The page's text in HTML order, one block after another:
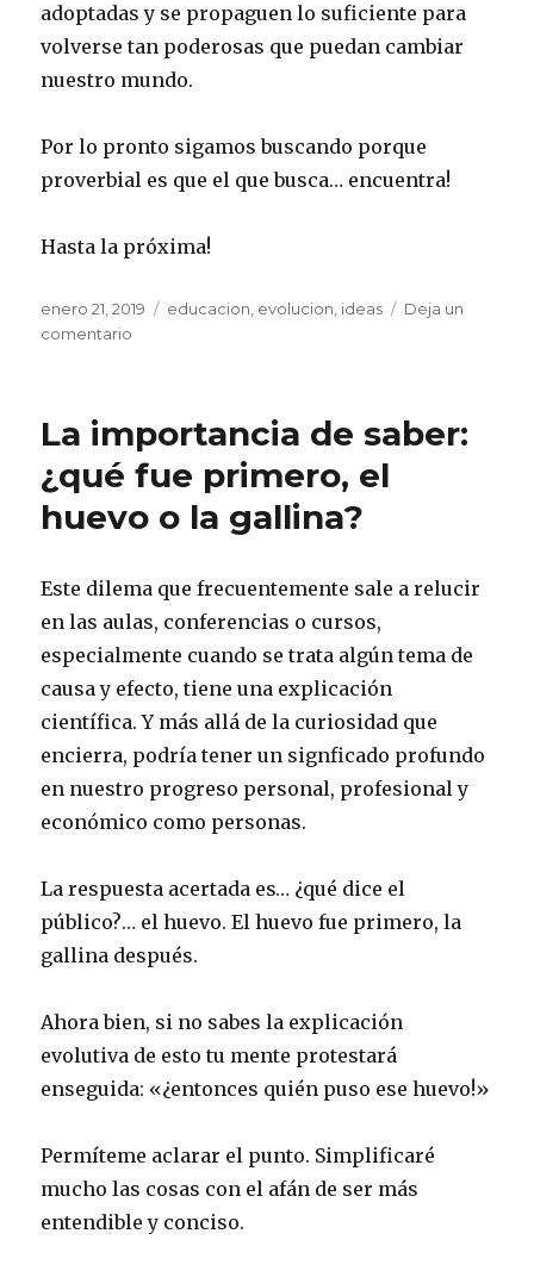
adoptadas y se propaguen lo suficiente para
volverse tan poderosas que puedan cambiar
nuestro mundo.
Por lo pronto sigamos buscando porque
proverbial es que el que busca… encuentra!
Hasta la próxima!
Publicado
el
enero 21, 2019 Etiquetas
educacion evolucion ideas
Deja un
comentario
las
ideas
La importancia de saber:
¿qué fue primero, el
huevo o la gallina?
Este dilema que frecuentemente sale a relucir
en las aulas, conferencias o cursos,
especialmente cuando se trata algún tema de
causa y efecto, tiene una explicación
científica. Y más allá de la curiosidad que
encierra, podría tener un signficado profundo
en nuestro progreso personal, profesional y
económico como personas.
La respuesta acertada es… ¿qué dice el
público?… el huevo. El huevo fue primero, la
gallina después.
Ahora bien, si no sabes la explicación
evolutiva de esto tu mente protestará
enseguida: «¿entonces quién puso ese huevo!»
Permíteme aclarar el punto. Simplificaré
mucho las cosas con el afán de ser más
entendible y conciso.